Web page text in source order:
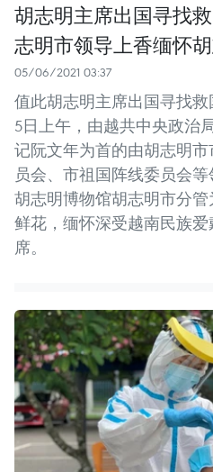
胡志明主席出国寻找
志明市领导上香缅怀
05/06/2021 03:37
值此胡志明主席出国寻找救
5日上午，由越共中央政治
记阮文年为首的由胡志明
员会、市祖国阵线委员会
胡志明博物馆胡志明市分
鲜花，缅怀深受越南民族
席。